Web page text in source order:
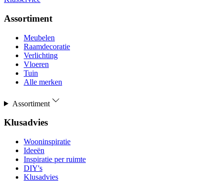
Assortiment
Meubelen
Raamdecoratie
Verlichting
Vloeren
Tuin
Alle merken
Assortiment
Klusadvies
Wooninspiratie
Ideeën
Inspiratie per ruimte
DIY's
Klusadvies